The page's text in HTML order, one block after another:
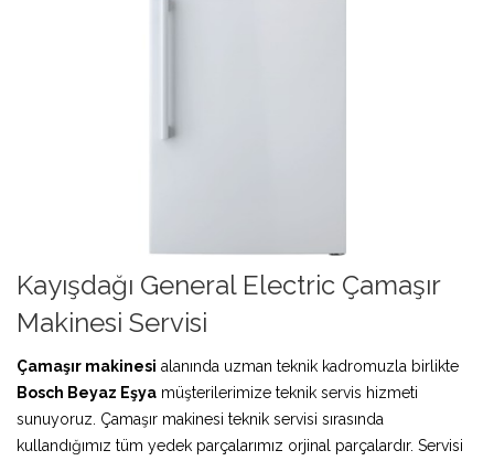
Kayışdağı General Electric Çamaşır
Makinesi Servisi
Çamaşır makinesi alanında uzman teknik kadromuzla birlikte
Bosch Beyaz Eşya müşterilerimize teknik servis hizmeti
sunuyoruz. Çamaşır makinesi teknik servisi sırasında
kullandığımız tüm yedek parçalarımız orjinal parçalardır. Servisi